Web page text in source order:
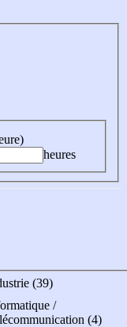
heures
(39)
/
(4)